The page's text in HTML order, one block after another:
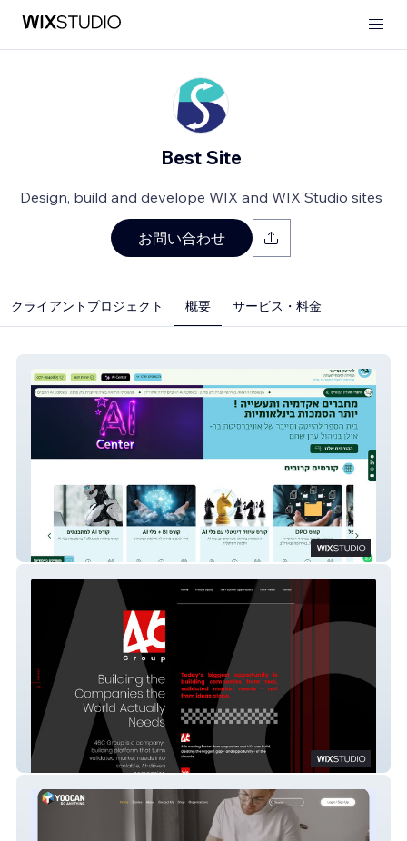
Best Site
Design, build and develope WIX and WIX Studio sites
お問い合わせ
クライアントプロジェクト 概要 サービス・料金
ביה"ס להייטק וסייבר של אוני' בר-אילן
46C Group